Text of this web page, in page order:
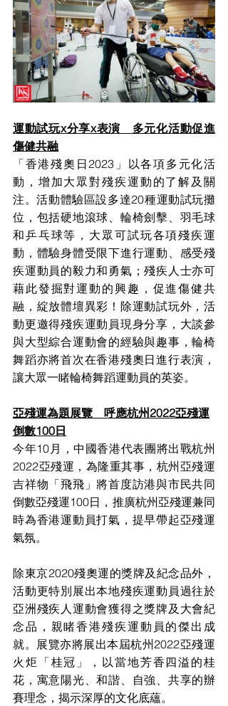
運動試玩x分享x表演　多元化活動促進
傷健共融
「香港殘奧日2023」以各項多元化活
動，增加大眾對殘疾運動的了解及關
注。活動體驗區設多達20種運動試玩攤
位，包括硬地滾球、輪椅劍擊、羽毛球
和乒乓球等，大眾可試玩各項殘疾運
動，體驗身體受限下進行運動、感受殘
疾運動員的毅力和勇氣；殘疾人士亦可
藉此發掘對運動的興趣，促進傷健共
融，綻放體壇異彩！除運動試玩外，活
動更邀得殘疾運動員現身分享，大談參
與大型綜合運動會的經驗與趣事，輪椅
舞蹈亦將首次在香港殘奧日進行表演，
讓大眾一睹輪椅舞蹈運動員的英姿。
亞殘運為題展覽　呼應杭州2022亞殘運
倒數100日
今年10月，中國香港代表團將出戰杭州
2022亞殘運，為隆重其事，杭州亞殘運
吉祥物「飛飛」將首度訪港與市民共同
倒數亞殘運100日，推廣杭州亞殘運兼同
時為香港運動員打氣，提早帶起亞殘運
氣氛。
除東京2020殘奧運的獎牌及紀念品外，
活動更特別展出本地殘疾運動員過往於
亞洲殘疾人運動會獲得之獎牌及大會紀
念品，親睹香港殘疾運動員的傑出成
就。展覽亦將展出本屆杭州2022亞殘運
火炬「桂冠」，以當地芳香四溢的桂
花，寓意陽光、和諧、自強、共享的辦
賽理念，揭示深厚的文化底蘊。